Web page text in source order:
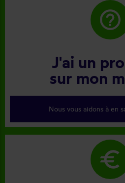
help_outline
J'ai un
sur mon
Nous vous aidons à en
euro